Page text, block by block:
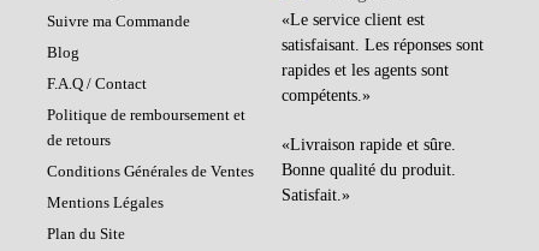
Suivre ma Commande
Blog
F.A.Q / Contact
Politique de remboursement et
de retours
Conditions Générales de Ventes
Mentions Légales
Plan du Site
«Le service client est
satisfaisant. Les réponses sont
rapides et les agents sont
compétents.»
«Livraison rapide et sûre.
Bonne qualité du produit.
Satisfait.»